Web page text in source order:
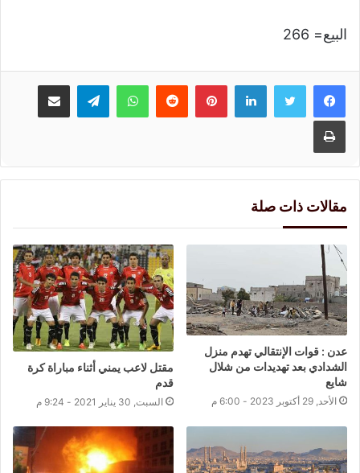
البيع= 266
لينكدإنبينتيريست واتسابتيلقرام مشاركة عبر البريد
طباعة
مقالات ذات صلة
عدن : قوات الإنتقالي تهدم منزل
الشدادي بعد تهديدات من شلال
شايع
الأحد, 29 أكتوبر 2023 - 6:00 م
مقتل لاعب يمني أثناء مباراة كرة
قدم
السبت, 30 يناير 2021 - 9:24 م